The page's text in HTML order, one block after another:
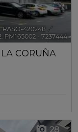
RASO-420248 🔗
PM165002 - 7237444
LA CORUÑA
28